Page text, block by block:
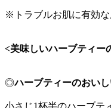
※トラブルお肌に有効
<美味しいハーブティー
◎ハーブティーのおい